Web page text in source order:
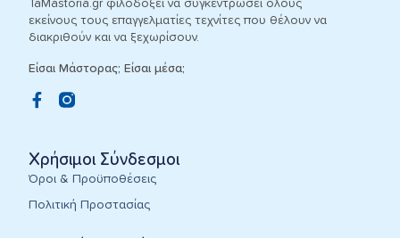
TaMastoria.gr φιλοδοξεί να συγκεντρώσει όλους
εκείνους τους επαγγελματίες τεχνίτες που θέλουν να
διακριθούν και να ξεχωρίσουν.
Είσαι Μάστορας; Είσαι μέσα;
Χρήσιμοι Σύνδεσμοι
Όροι & Προϋποθέσεις
Πολιτική Προστασίας